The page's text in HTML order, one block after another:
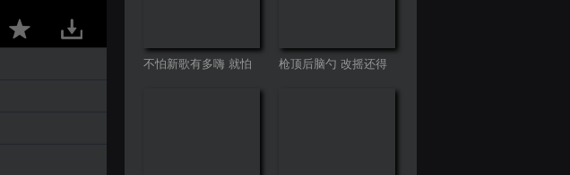
不怕新歌有多嗨 就怕
枪顶后脑勺 改摇还得